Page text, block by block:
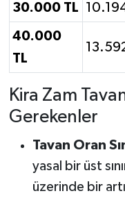
30.000 TL
40.000
TL
Kira Zam
Gerekenler
Tavan Oran
yasal bir üst
üzerinde bir